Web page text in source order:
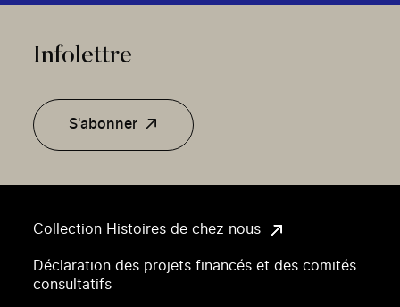
Collection Histoires de chez nous
Déclaration des projets financés et des comités
consultatifs
Infolettre
S'abonner